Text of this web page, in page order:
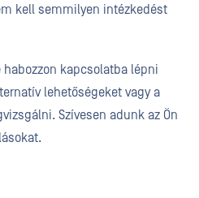
kell semmilyen intézkedést
kapcsolatba lépni
lehetőségeket vagy a
Szívesen adunk az Ön